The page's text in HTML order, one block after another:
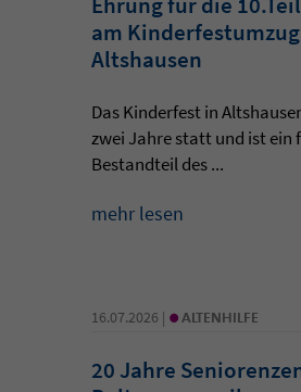
am
Altshausen
Das Kinderfest in
zwei Jahre statt und ist ein
Bestandteil des ...
mehr lesen
16.07.2026 | • ALTENHILFE
20 Jahre